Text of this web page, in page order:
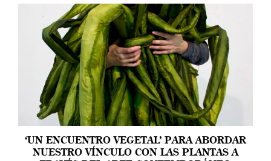
‘UN ENCUENTRO VEGETAL’ PARA ABORDAR
NUESTRO VÍNCULO CON LAS PLANTAS A